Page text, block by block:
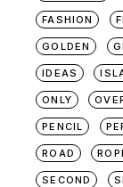
FASHION
GOLDEN
IDEAS
ONLY
PENCIL
ROAD
SECOND